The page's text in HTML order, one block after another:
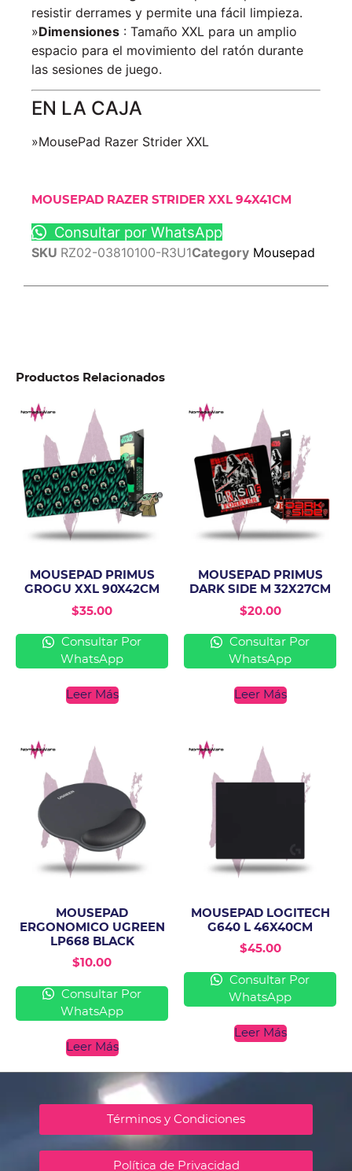
resistir derrames y permite una fácil limpieza.
»Dimensiones : Tamaño XXL para un amplio
espacio para el movimiento del ratón durante
las sesiones de juego.
EN LA CAJA
»MousePad Razer Strider XXL
MOUSEPAD RAZER STRIDER XXL 94X41CM
Consultar por WhatsApp
SKU RZ02-03810100-R3U1Category Mousepad
Productos Relacionados
MOUSEPAD PRIMUS
GROGU XXL 90X42CM
$35.00
Consultar Por
WhatsApp
Leer Más
MOUSEPAD PRIMUS
DARK SIDE M 32X27CM
$20.00
Consultar Por
WhatsApp
Leer Más
MOUSEPAD
ERGONOMICO UGREEN
LP668 BLACK
$10.00
Consultar Por
WhatsApp
Leer Más
MOUSEPAD LOGITECH
G640 L 46X40CM
$45.00
Consultar Por
WhatsApp
Leer Más
Términos y Condiciones
Política de Privacidad